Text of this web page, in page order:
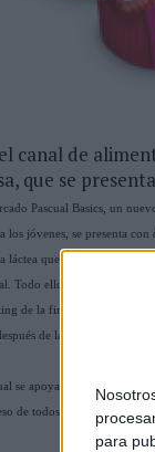
para
SUMA A SU EQUIPO A JUAN
SUBIENDO EL LISTÓN DE LA
canal de
que se
Pascual Basics, un
los jóvenes, se presenta
láctea que, manteniendo
Todo ello, gracias a los
de la firma. Presentado
de las comidas.
se apoya en una
de todos lso desarrollos y